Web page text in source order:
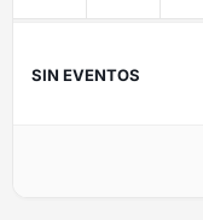
SIN EVENTOS